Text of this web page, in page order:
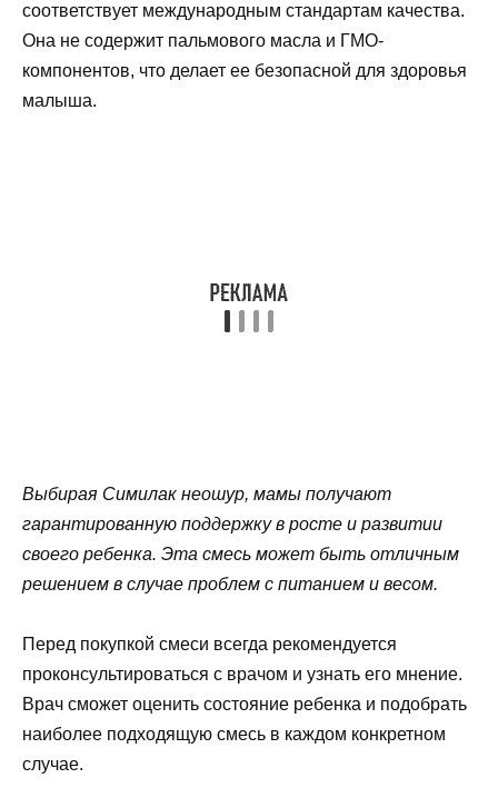
соответствует международным стандартам качества.
Она не содержит пальмового масла и ГМО-
компонентов, что делает ее безопасной для здоровья
малыша.
Выбирая Симилак неошур, мамы получают
гарантированную поддержку в росте и развитии
своего ребенка. Эта смесь может быть отличным
решением в случае проблем с питанием и весом.
Перед покупкой смеси всегда рекомендуется
проконсультироваться с врачом и узнать его мнение.
Врач сможет оценить состояние ребенка и подобрать
наиболее подходящую смесь в каждом конкретном
случае.